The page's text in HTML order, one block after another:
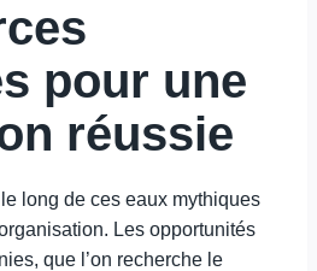
pour une
réussie
long de ces eaux mythiques
Les opportunités
que l’on recherche le